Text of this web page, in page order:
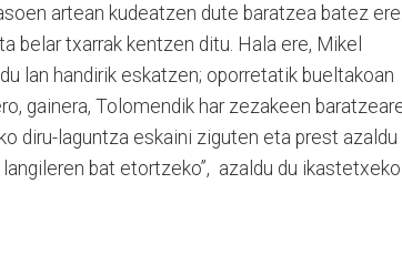
artean kudeatzen dute baratzea batez ere.
belar txarrak kentzen ditu. Hala ere, Mikel
lan handirik eskatzen; oporretatik bueltakoan
gainera, Tolomendik har zezakeen
diru-laguntza eskaini ziguten eta prest azaldu
bat etortzeko”, azaldu du ikastetxeko